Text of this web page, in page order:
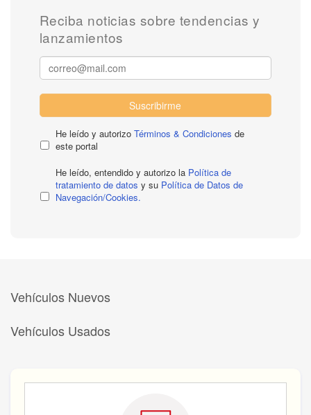
Reciba noticias sobre tendencias y
lanzamientos
Suscribirme
He leído y autorizo Términos & Condiciones de
este portal
He leído, entendido y autorizo la Política de
tratamiento de datos y su Política de Datos de
Navegación/Cookies.
Vehículos Nuevos
Vehículos Usados